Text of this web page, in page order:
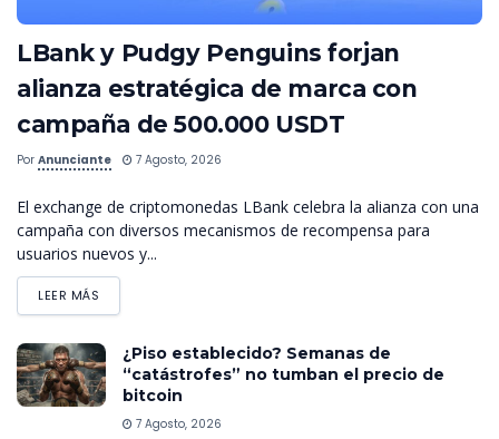
LBank y Pudgy Penguins forjan
alianza estratégica de marca con
campaña de 500.000 USDT
Por Anunciante 7 Agosto, 2026
El exchange de criptomonedas LBank celebra la alianza con una
campaña con diversos mecanismos de recompensa para
usuarios nuevos y...
LEER MÁS
¿Piso establecido? Semanas de
“catástrofes” no tumban el precio de
bitcoin
7 Agosto, 2026